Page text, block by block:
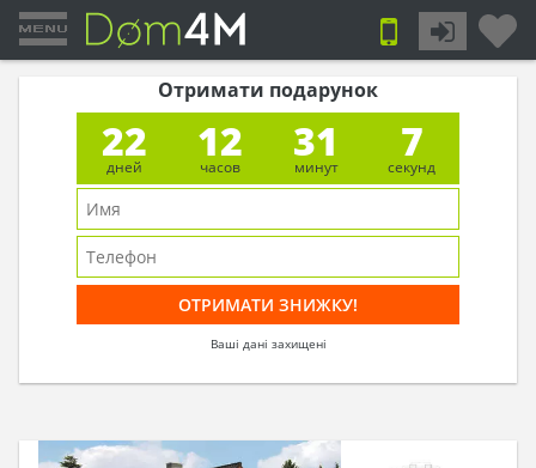
Отримати подарунок
22
дней
12
часов
31
минут
6
секунд
Ваші дані захищені